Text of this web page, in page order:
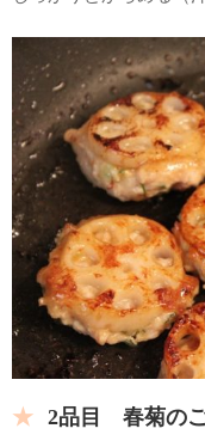
2品目 春菊の